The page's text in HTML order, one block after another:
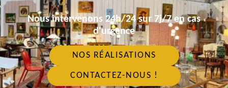
Nous intervenons 24h/24 sur 7j/7 en cas
d'urgence
NOS RÉALISATIONS
CONTACTEZ-NOUS !